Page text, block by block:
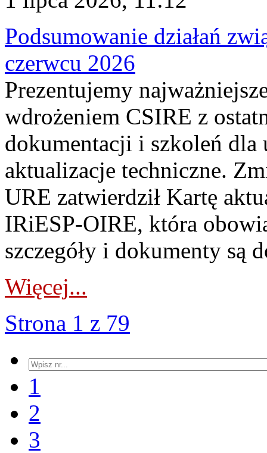
Podsumowanie działań
czerwcu 2026
Prezentujemy
wdrożeniem CSIRE z
dokumentacji i szkoleń
aktualizacje techniczne.
URE zatwierdził Kartę
IRiESP‑OIRE, która
szczegóły i dokumenty są
Więcej...
Strona 1 z 79
1
2
3